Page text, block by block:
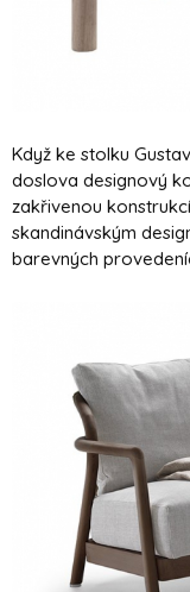
Když ke stolku
doslova designový
zakřivenou
skandinávským
barevných